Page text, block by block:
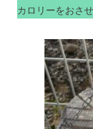
カロリーをおさ